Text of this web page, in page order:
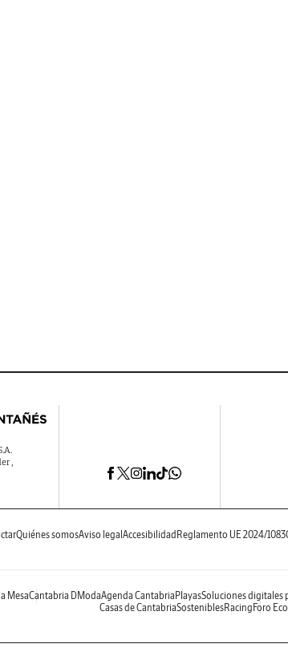
,
Quiénes somosAviso legal Accesibilidad Reglamento UE 2024/1083
MesaCantabria DModaAgenda Cantabria PlayasSoluciones digitales
Casas de CantabriaSosteniblesRacing Foro